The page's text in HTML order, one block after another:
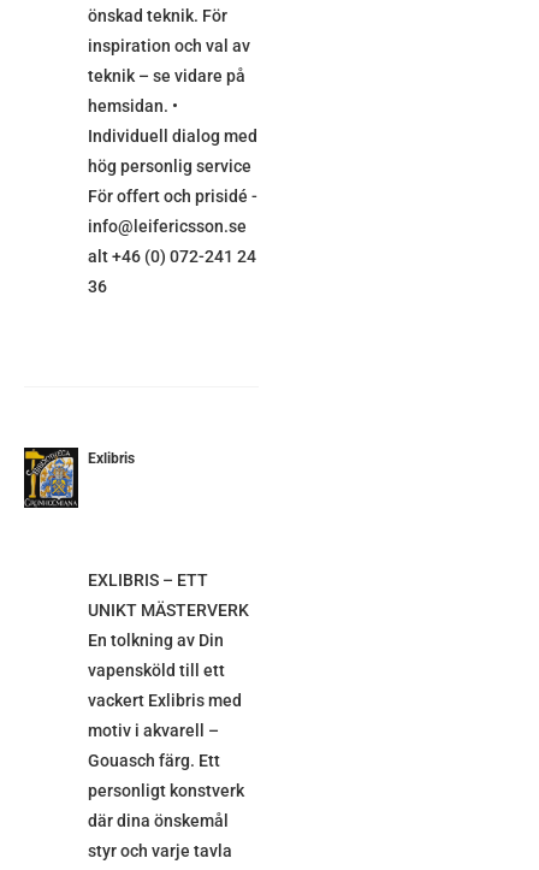
önskad teknik. För
inspiration och val av
teknik – se vidare på
hemsidan. •
Individuell dialog med
hög personlig service
För offert och prisidé -
info@leifericsson.se
alt +46 (0) 072-241 24
36
Exlibris
EXLIBRIS – ETT
UNIKT MÄSTERVERK
En tolkning av Din
vapensköld till ett
vackert Exlibris med
motiv i akvarell –
Gouasch färg. Ett
personligt konstverk
där dina önskemål
styr och varje tavla